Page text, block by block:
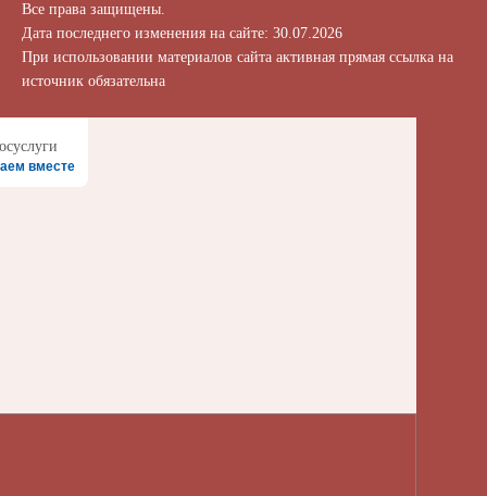
Все права защищены.
Дата последнего изменения на сайте: 30.07.2026
При использовании материалов сайта активная прямая ссылка на
источник обязательна
вместе